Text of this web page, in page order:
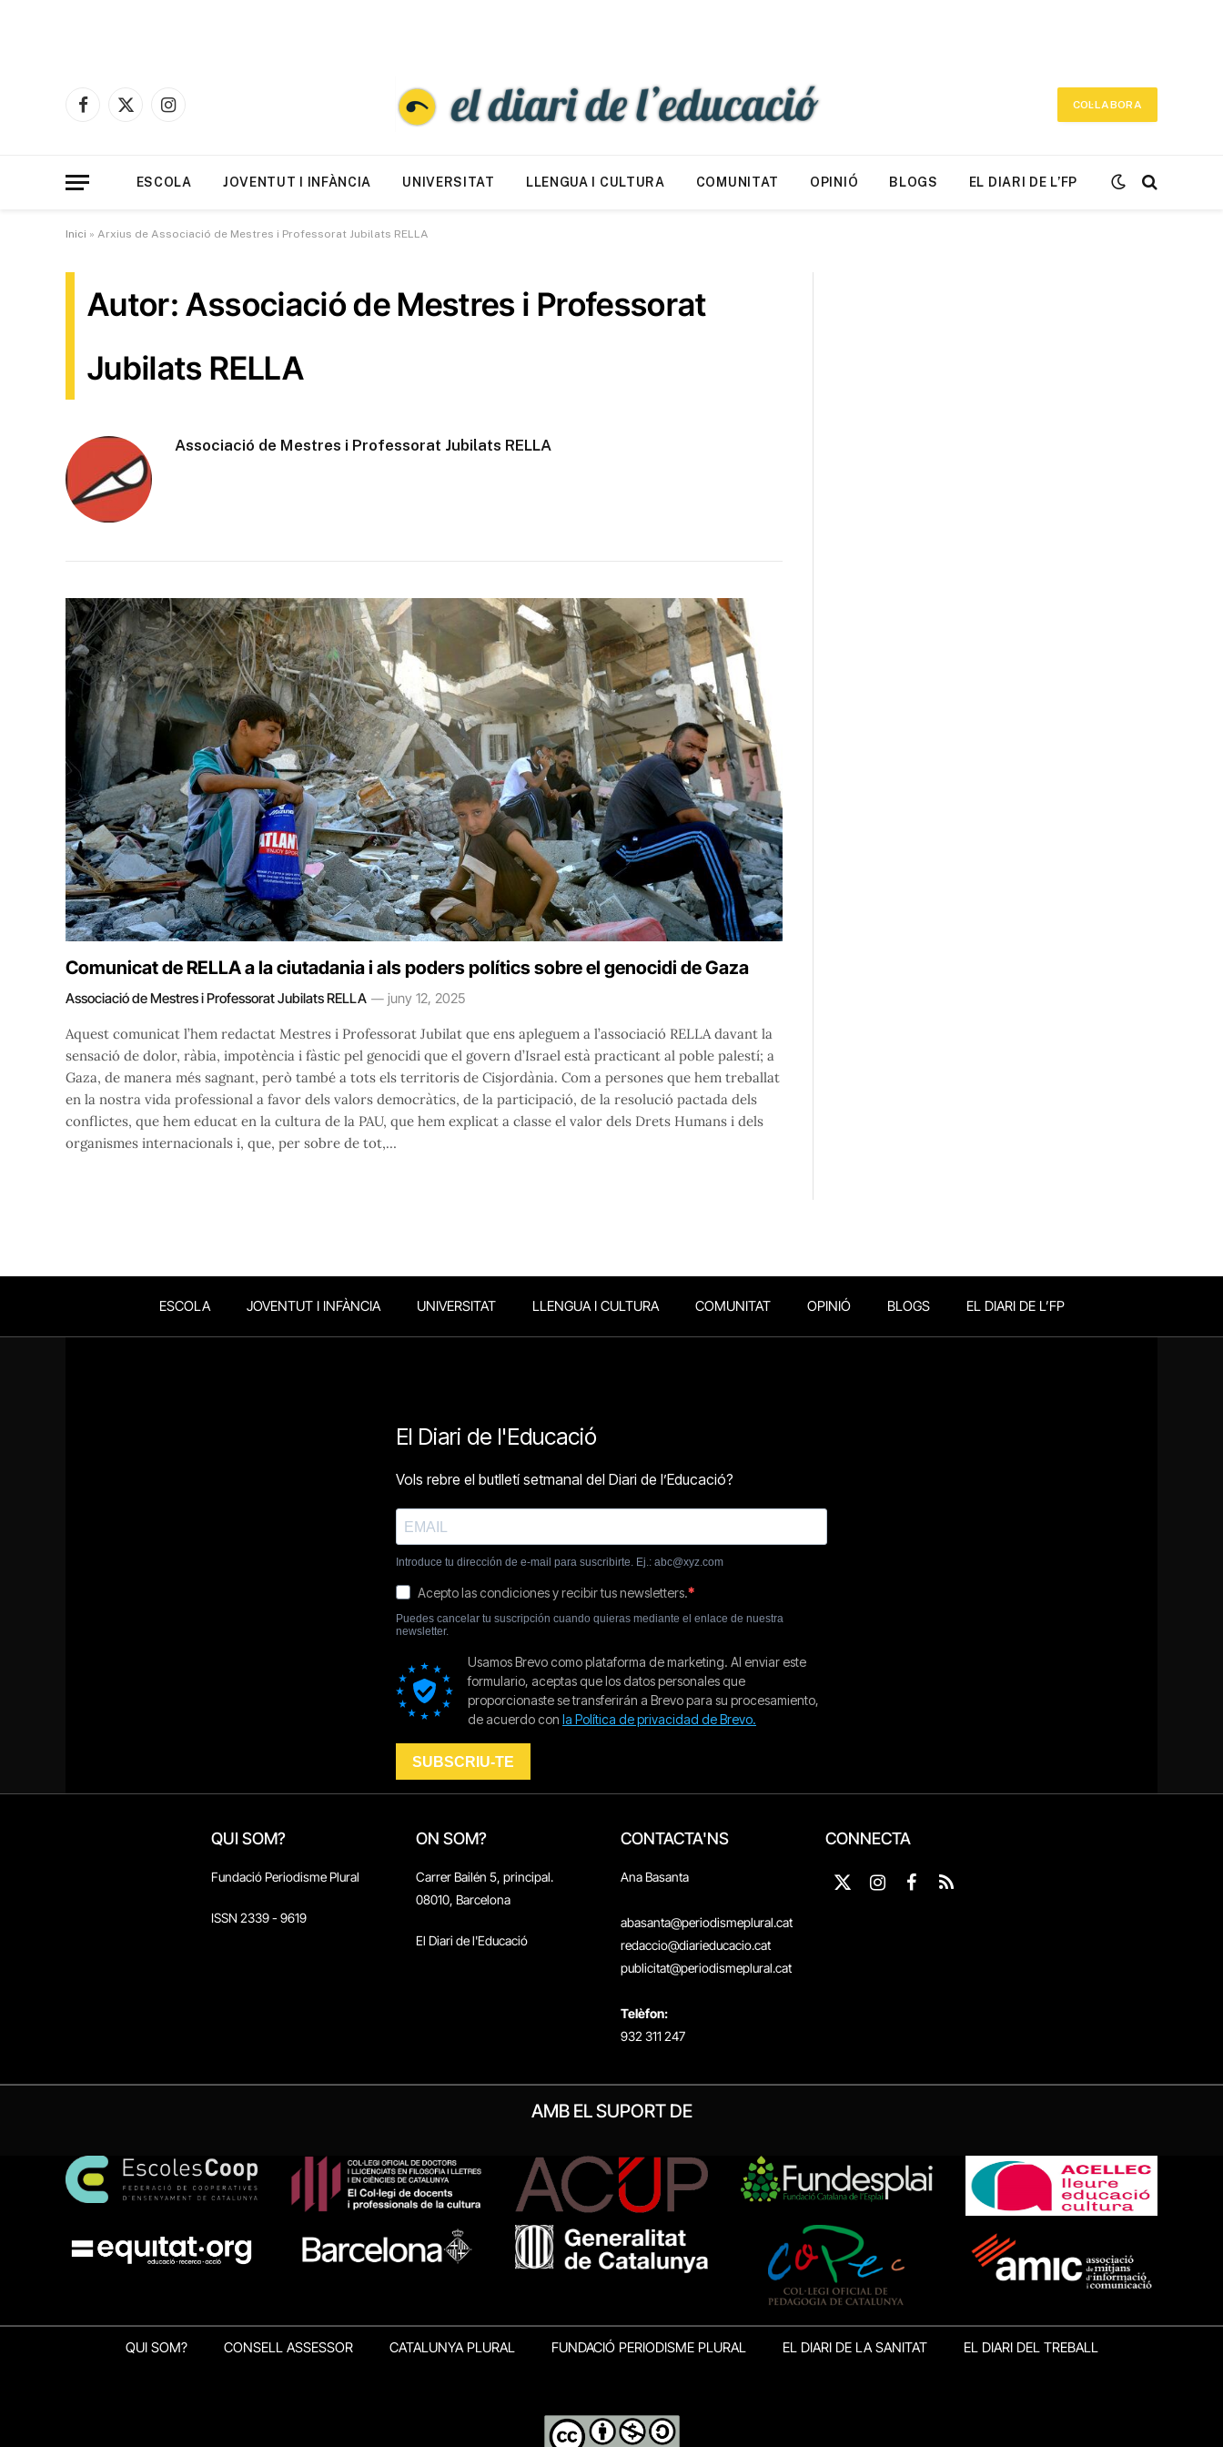
Facebook
X
Instagram
COL·LABORA
ESCOLA JOVENTUT I INFÀNCIA UNIVERSITAT LLENGUA I CULTURA COMUNITAT OPINIÓ BLOGS EL DIARI DE L’FP
Inici » Arxius de Associació de Mestres i Professorat Jubilats RELLA
Autor: Associació de Mestres i Professorat
Jubilats RELLA
Associació de Mestres i Professorat Jubilats RELLA
Comunicat de RELLA a la ciutadania i als poders polítics sobre el genocidi de Gaza
Associació de Mestres i Professorat Jubilats RELLA juny 12, 2025
Aquest comunicat l’hem redactat Mestres i Professorat Jubilat que ens apleguem a l’associació RELLA davant la
sensació de dolor, ràbia, impotència i fàstic pel genocidi que el govern d’Israel està practicant al poble palestí; a
Gaza, de manera més sagnant, però també a tots els territoris de Cisjordània. Com a persones que hem treballat
en la nostra vida professional a favor dels valors democràtics, de la participació, de la resolució pactada dels
conflictes, que hem educat en la cultura de la PAU, que hem explicat a classe el valor dels Drets Humans i dels
organismes internacionals i, que, per sobre de tot,…
ESCOLA JOVENTUT I INFÀNCIA UNIVERSITAT LLENGUA I CULTURA COMUNITAT OPINIÓ BLOGS EL DIARI DE L’FP
QUI SOM?
Fundació Periodisme Plural
ISSN 2339 - 9619
ON SOM?
Carrer Bailén 5, principal.
08010, Barcelona
El Diari de l'Educació
CONTACTA'NS
Ana Basanta
abasanta@periodismeplural.cat
redaccio@diarieducacio.cat
publicitat@periodismeplural.cat
Telèfon:
932 311 247
CONNECTA
X
Instagram
Facebook
RSS
AMB EL SUPORT DE
QUI SOM? CONSELL ASSESSOR CATALUNYA PLURAL FUNDACIÓ PERIODISME PLURAL EL DIARI DE LA SANITAT EL DIARI DEL TREBALL